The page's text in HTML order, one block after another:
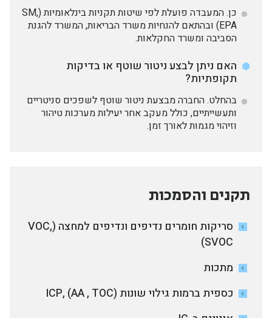
כן. המעבדה פועלת לפי שיטות תקניות בינלאומיות (SM,
EPA) ובהתאם להנחיות משרד הבריאות, המשרד להגנת
הסביבה ומשרד החקלאות.
האם ניתן לבצע ניטור שוטף או בדיקות
תקופתיות?
בהחלט. החברה מבצעת ניטור שוטף לשפכים סניטריים
ותעשייתיים, כולל מעקב אחר יעילות מערכות טיהור
וזיהוי מגמות לאורך זמן.
תקנים והסמכות
סריקות חומרים נדיפים ונדיפים למחצה (VOC,
SVOC)
מתכות
כספית ברמות גילוי שונות (ICP, (AA , TOC